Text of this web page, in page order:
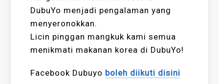
DubuYo menjadi pengalaman yang
menyeronokkan.
Licin pinggan mangkuk kami semua
menikmati makanan korea di DubuYo!
Facebook Dubuyo boleh diikuti disini